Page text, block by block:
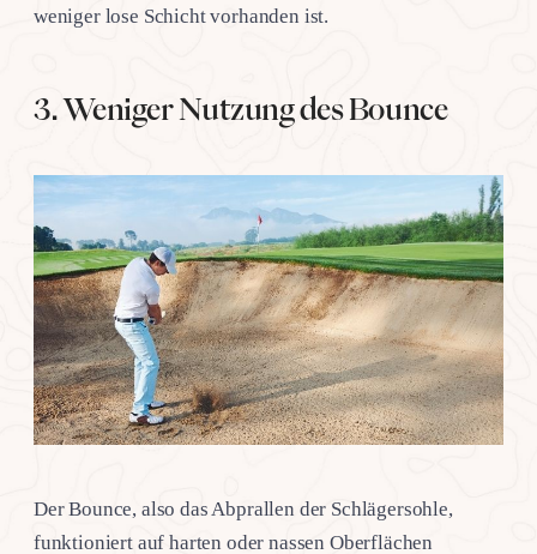
weniger lose Schicht vorhanden ist.
3. Weniger Nutzung des Bounce
Der Bounce, also das Abprallen der Schlägersohle,
funktioniert auf harten oder nassen Oberflächen